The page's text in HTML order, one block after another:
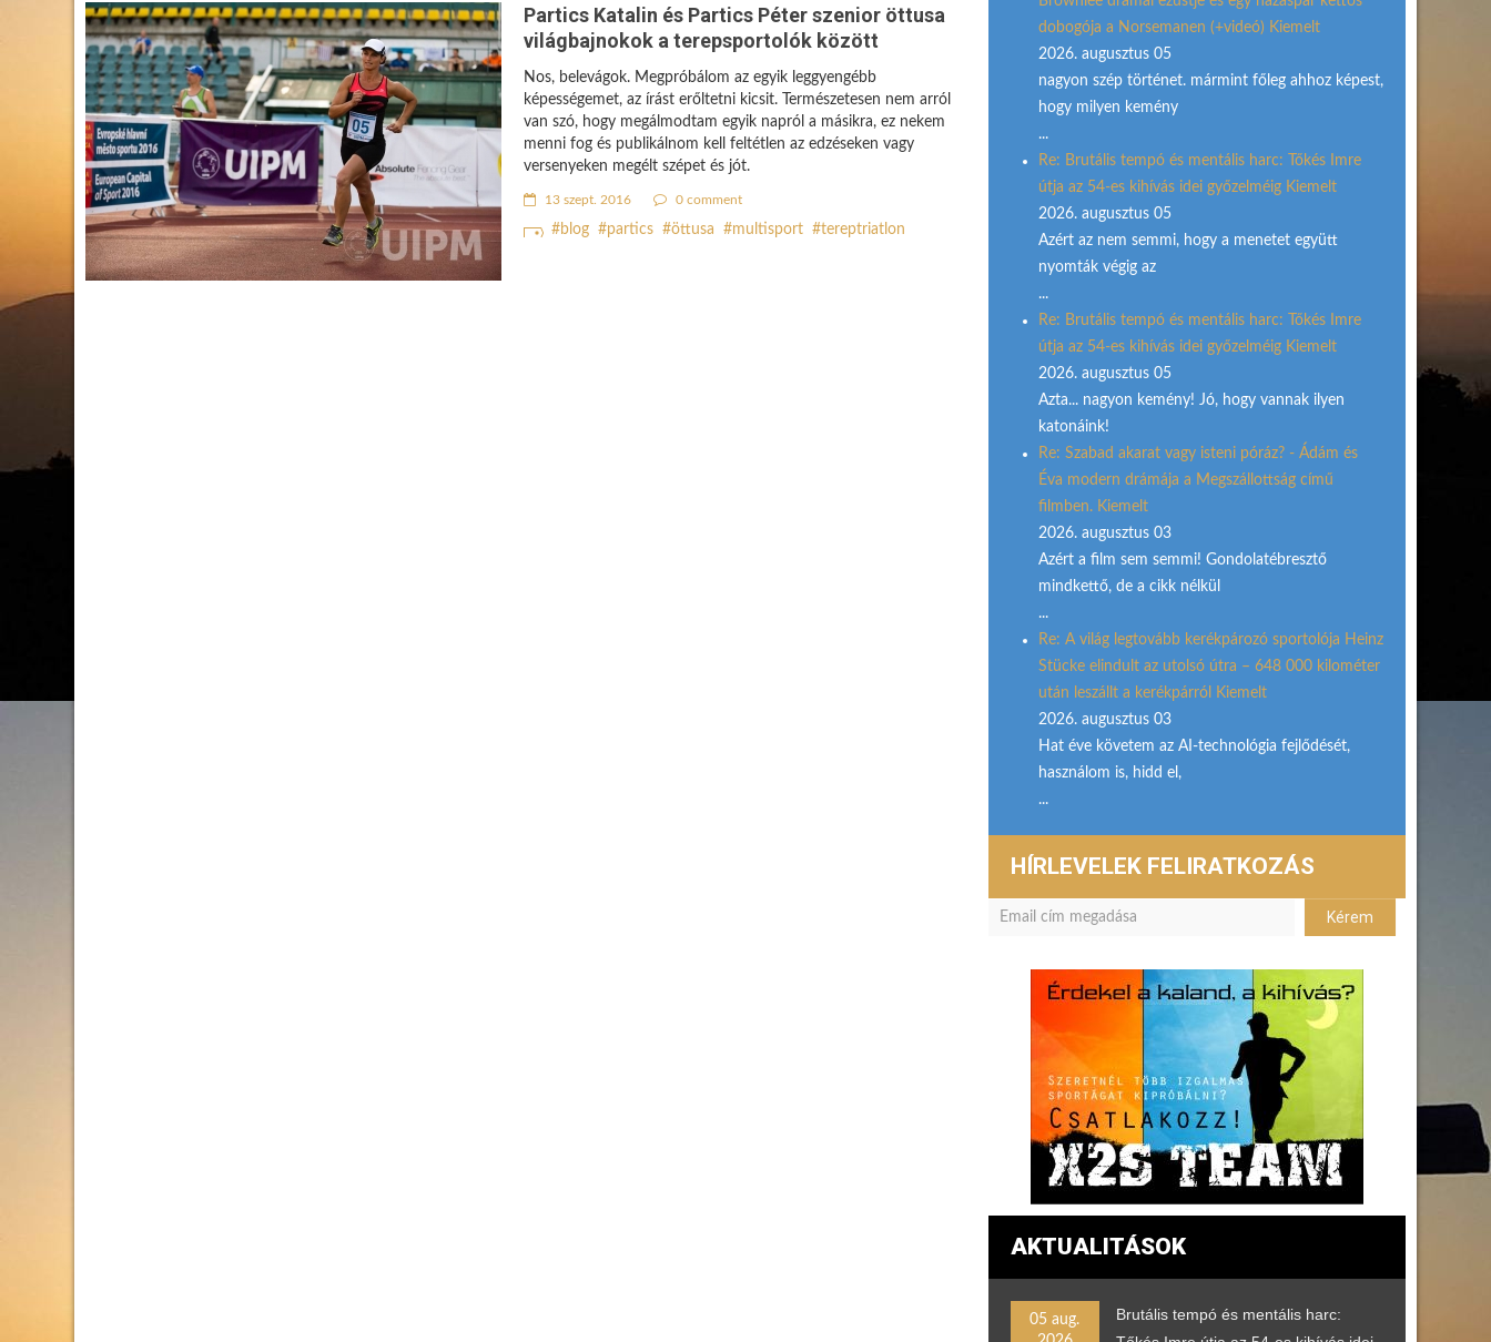
Partics Katalin és Partics Péter szenior öttusa
világbajnokok a terepsportolók között
Nos, belevágok. Megpróbálom az egyik leggyengébb
képességemet, az írást erőltetni kicsit. Természetesen nem arról
van szó, hogy megálmodtam egyik napról a másikra, ez nekem
menni fog és publikálnom kell feltétlen az edzéseken vagy
versenyeken megélt szépet és jót.
13 szept. 2016 0 comment
blog partics öttusa multisport tereptriatlon
dobogója a Norsemanen (+videó) Kiemelt
2026. augusztus 05
nagyon szép történet. mármint főleg ahhoz képest,
hogy milyen kemény
...
Re: Brutális tempó és mentális harc: Tőkés Imre
útja az 54-es kihívás idei győzelméig Kiemelt
2026. augusztus 05
Azért az nem semmi, hogy a menetet együtt
nyomták végig az
...
Re: Brutális tempó és mentális harc: Tőkés Imre
útja az 54-es kihívás idei győzelméig Kiemelt
2026. augusztus 05
Azta... nagyon kemény! Jó, hogy vannak ilyen
katonáink!
Re: Szabad akarat vagy isteni póráz? - Ádám és
Éva modern drámája a Megszállottság című
filmben. Kiemelt
2026. augusztus 03
Azért a film sem semmi! Gondolatébresztő
mindkettő, de a cikk nélkül
...
Re: A világ legtovább kerékpározó sportolója Heinz
Stücke elindult az utolsó útra – 648 000 kilométer
után leszállt a kerékpárról Kiemelt
2026. augusztus 03
Hat éve követem az AI-technológia fejlődését,
használom is, hidd el,
...
HÍRLEVELEK FELIRATKOZÁS
AKTUALITÁSOK
05 aug.
Brutális tempó és mentális harc: